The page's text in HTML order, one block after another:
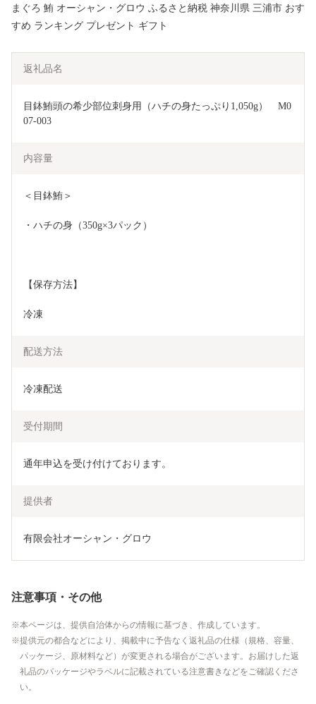
まぐろ 鮪 オーシャン・グロウ ふるさと納税 神奈川県 三浦市 おす
すめ ランキング プレゼント ギフト
返礼品名
目鉢鮪頭の希少部位刺身用（ハチの身たっぷり1,050g）　M0
07-003
内容量
＜目鉢鮪＞
・ハチの身（350g×3パック）
【保存方法】
冷凍
配送方法
冷凍配送
受付期間
通年申込を受け付けております。
提供者
有限会社オーシャン・グロウ
注意事項・その他
本ページは、提供自治体からの情報に基づき、作成しています。
提供元の都合などにより、掲載中に予告なく返礼品の仕様（規格、容量、
パッケージ、原材料など）が変更される場合がございます。お届けした返
礼品のパッケージやラベルに記載されている注意書きなどをご確認くださ
い。